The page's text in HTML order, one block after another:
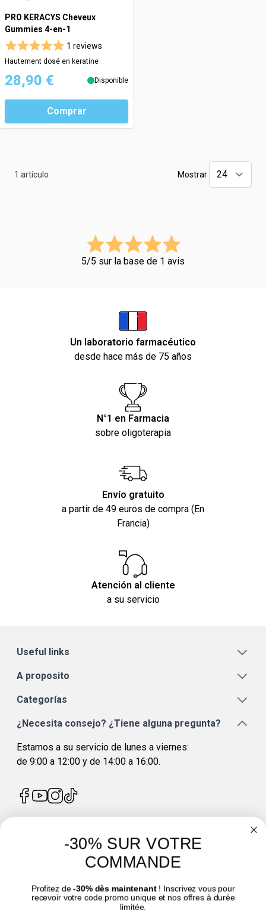
PRO KERACYS Cheveux
Gummies 4-en-1
1 reviews
Hautement dosé en keratine
28,90 € Disponible
Comprar
1 artículo Mostrar
5/5 sur la base de 1 avis
Un laboratorio farmacéutico
desde hace más de 75 años
N°1 en Farmacia
sobre oligoterapia
Envío gratuito
a partir de 49 euros de compra (En
Francia)
Atención al cliente
a su servicio
Useful links
A proposito
Categorías
¿Necesita consejo? ¿Tiene alguna pregunta?
Estamos a su servicio de lunes a viernes:
de 9:00 a 12:00 y de 14:00 a 16:00.
4.7/5
-30% SUR VOTRE
COMMANDE
Profitez de -30% dès maintenant! Inscrivez vous pour
recevoir votre code promo unique et nos offres à durée
limitée.